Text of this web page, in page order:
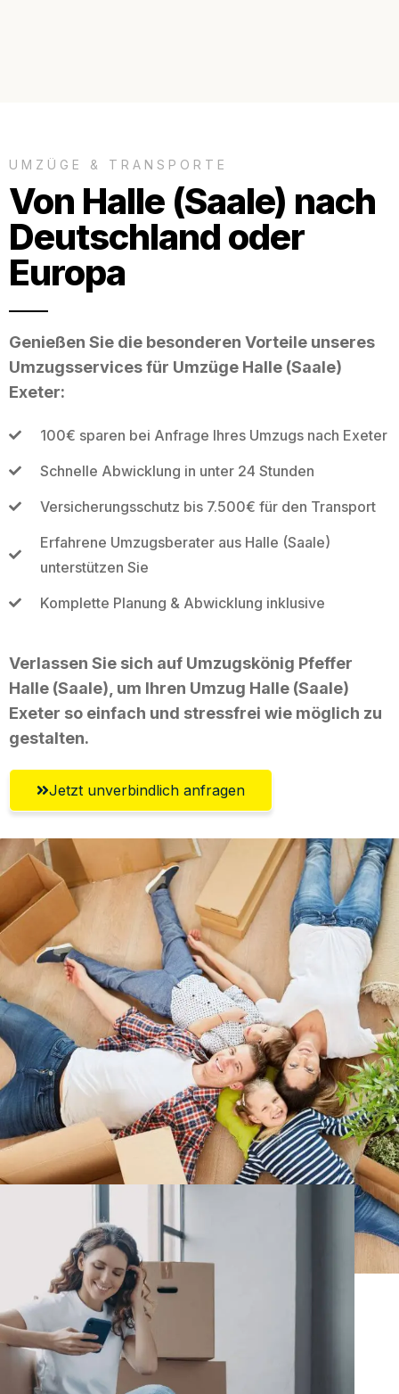
UMZÜGE & TRANSPORTE
Von Halle (Saale) nach
Deutschland oder
Europa
Genießen Sie die besonderen Vorteile unseres
Umzugsservices für Umzüge Halle (Saale)
Exeter:
100€ sparen bei Anfrage Ihres Umzugs nach Exeter
Schnelle Abwicklung in unter 24 Stunden
Versicherungsschutz bis 7.500€ für den Transport
Erfahrene Umzugsberater aus Halle (Saale)
unterstützen Sie
Komplette Planung & Abwicklung inklusive
Verlassen Sie sich auf Umzugskönig Pfeffer
Halle (Saale), um Ihren Umzug Halle (Saale)
Exeter so einfach und stressfrei wie möglich zu
gestalten.
Jetzt unverbindlich anfragen